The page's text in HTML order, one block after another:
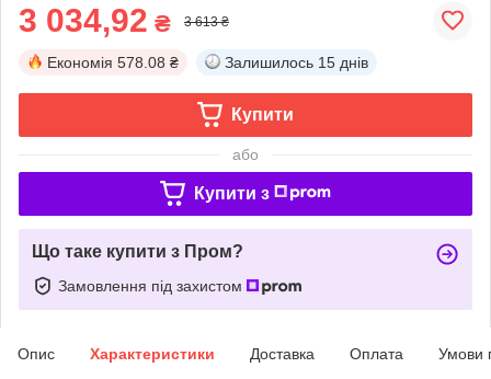
3 034,92 ₴ 3 613 ₴
Економія 578.08 ₴ Залишилось 15 днів
Купити
або
Купити з
Що таке купити з Пром?
Замовлення під захистом
Опис Характеристики Доставка Оплата Умови